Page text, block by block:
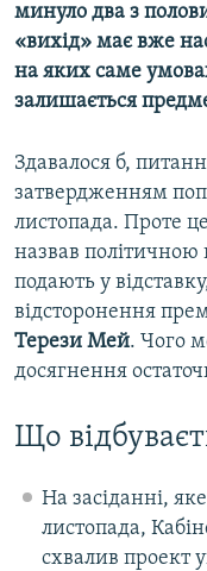
минуло два з
«вихід» має вже
на яких саме
залишається
Здавалося б,
затвердженням
листопада. Проте
назвав політичною
подають у
відсторонення
Терези Мей. Чого
досягнення
Що
На засіданні,
листопада,
схвалив проект